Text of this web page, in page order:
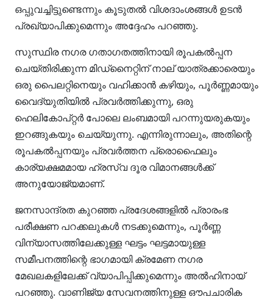
ഒപ്പുവച്ചിട്ടുണ്ടെന്നും കൂടുതൽ വിശദാംശങ്ങൾ ഉടൻ
പ്രഖ്യാപിക്കുമെന്നും അദ്ദേഹം പറഞ്ഞു.
സുസ്ഥിര നഗര ഗതാഗതത്തിനായി രൂപകൽപ്പന
ചെയ്‌തിരിക്കുന്ന മിഡ്‌നൈറ്റിന് നാല് യാത്രക്കാരെയും
ഒരു പൈലറ്റിനെയും വഹിക്കാൻ കഴിയും, പൂർണ്ണമായും
വൈദ്യുതിയിൽ പ്രവർത്തിക്കുന്നു, ഒരു
ഹെലികോപ്റ്റർ പോലെ ലംബമായി പറന്നുയരുകയും
ഇറങ്ങുകയും ചെയ്യുന്നു. എന്നിരുന്നാലും, അതിന്റെ
രൂപകൽപ്പനയും പ്രവർത്തന പ്രൊഫൈലും
കാര്യക്ഷമമായ ഹ്രസ്വ ദൂര വിമാനങ്ങൾക്ക്
അനുയോജ്യമാണ്.
ജനസാന്ദ്രത കുറഞ്ഞ പ്രദേശങ്ങളിൽ പ്രാരംഭ
പരീക്ഷണ പറക്കലുകൾ നടക്കുമെന്നും, പൂർണ്ണ
വിന്യാസത്തിലേക്കുള്ള ഘട്ടം ഘട്ടമായുള്ള
സമീപനത്തിന്റെ ഭാഗമായി ക്രമേണ നഗര
മേഖലകളിലേക്ക് വ്യാപിപ്പിക്കുമെന്നും അൽഹിനായ്
പറഞ്ഞു. വാണിജ്യ സേവനത്തിനുള്ള ഔപചാരിക